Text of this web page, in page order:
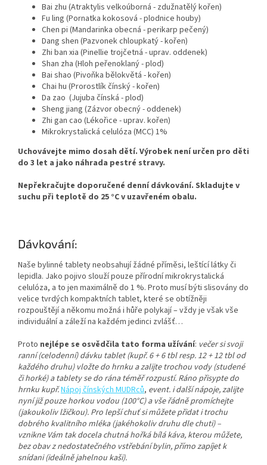
Bai zhu (Atraktylis velkoúborná - zdužnatělý kořen)
Fu ling (Pornatka kokosová - plodnice houby)
Chen pi (Mandarinka obecná - perikarp pečený)
Dang shen (Pazvonek chloupkatý - kořen)
Zhi ban xia (Pinellie trojčetná - uprav. oddenek)
Shan zha (Hloh peřenoklaný - plod)
Bai shao (Pivoňka bělokvětá - kořen)
Chai hu (Prorostlík čínský - kořen)
Da zao (Jujuba čínská - plod)
Sheng jiang (Zázvor obecný - oddenek)
Zhi gan cao (Lékořice - uprav. kořen)
Mikrokrystalická celulóza (MCC) 1%
Uchovávejte mimo dosah dětí. Výrobek není určen pro děti
do 3 let a jako náhrada pestré stravy.
Nepřekračujte doporučené denní dávkování. Skladujte v
suchu při teplotě do 25 °C v uzavřeném obalu.
Dávkování:
Naše bylinné tablety neobsahují žádné příměsi, leštící látky či
lepidla. Jako pojivo slouží pouze přírodní mikrokrystalická
celulóza, a to jen maximálně do 1 %. Proto musí býti slisovány do
velice tvrdých kompaktních tablet, které se obtížněji
rozpouštějí a někomu možná i hůře polykají – vždy je však vše
individuální a záleží na každém jedinci zvlášť…
Proto nejlépe se osvědčila tato forma užívání: večer si svoji
ranní (celodenní) dávku tablet (kupř. 6 + 6 tbl resp. 12 + 12 tbl od
každého druhu) vložte do hrnku a zalijte trochou vody (studené
či horké) a tablety se do rána téměř rozpustí. Ráno přisypte do
hrnku kupř.Nápoj čínských MUDRců, event. i další nápoje, zalijte
nyní již pouze horkou vodou (100°C) a vše řádně promíchejte
(jakoukoliv lžičkou). Pro lepší chuť si můžete přidat i trochu
dobrého kvalitního mléka (jakéhokoliv druhu dle chuti) –
vznikne Vám tak docela chutná hořká bílá káva, kterou můžete,
bez obav z nedostatečného vstřebání bylin, přímo zapíjet k
snídani (ideálně jahelnou kaši).